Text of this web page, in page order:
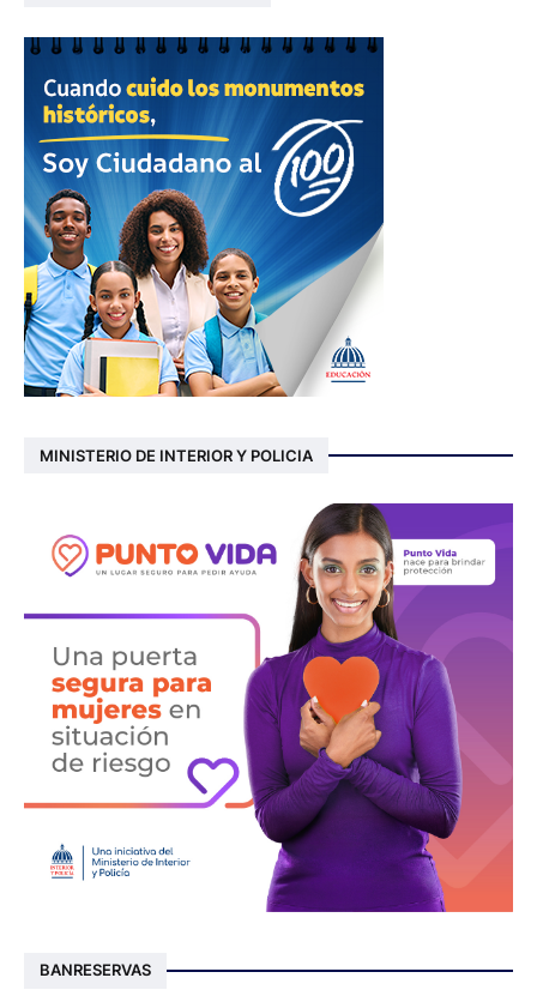
MINISTERIO DE INTERIOR Y POLICIA
BANRESERVAS